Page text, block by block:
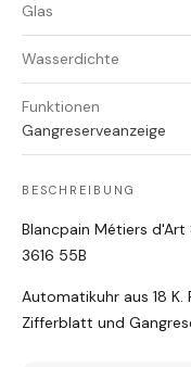
Glas
Wasserdichte
Funktionen
Gangreserveanzeige
BESCHREIBUNG
Blancpain Métiers d'Art
3616 55B
Automatikuhr aus 18
Zifferblatt und